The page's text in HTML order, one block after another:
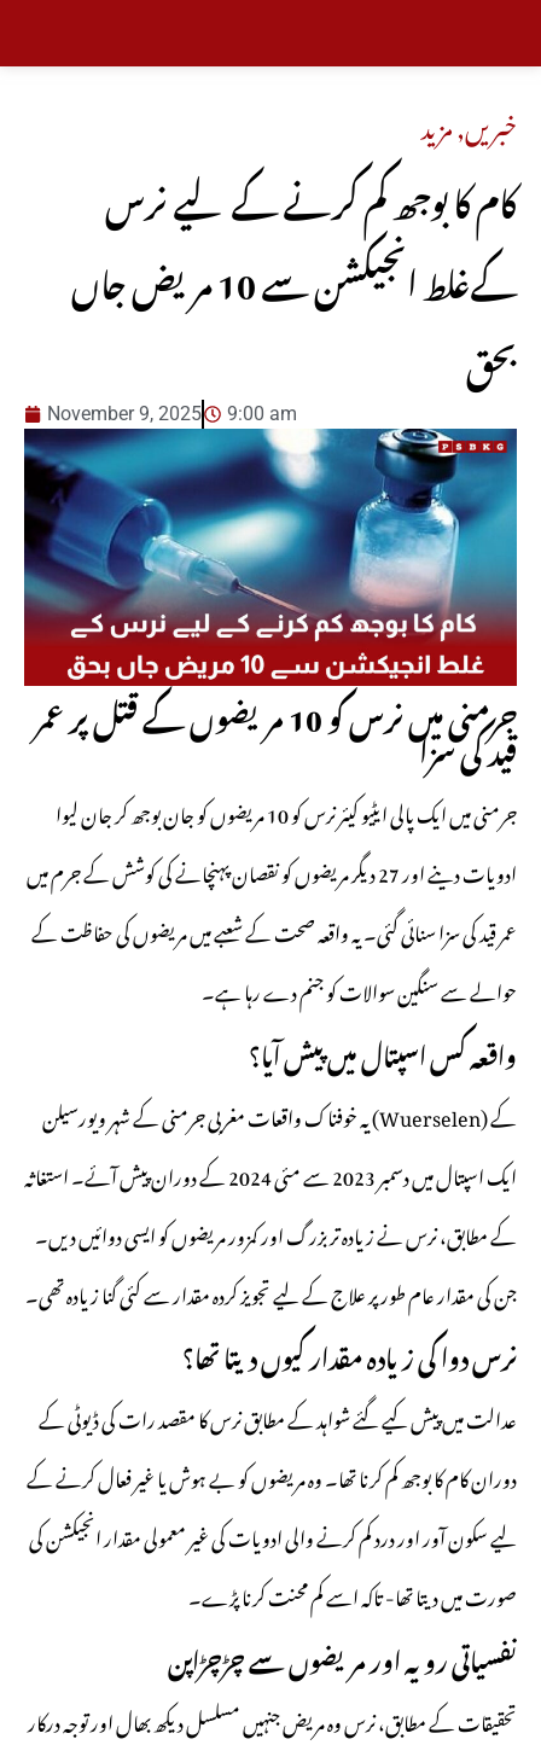
خبریں,مزید
کام کا بوجھ کم کرنے کے لیے نرس
کےغلط انجیکشن سے 10 مریض جاں
بحق
November 9, 2025 9:00 am
جرمنی میں نرس کو 10 مریضوں کے قتل پر عمر قید کی سزا
جرمنی میں ایک پالی ایٹیو کیئر نرس کو 10 مریضوں کو جان بوجھ کر جان لیوا
ادویات دینے اور 27 دیگر مریضوں کو نقصان پہنچانے کی کوشش کے جرم میں
عمر قید کی سزا سنائی گئی۔ یہ واقعہ صحت کے شعبے میں مریضوں کی حفاظت کے
حوالے سے سنگین سوالات کو جنم دے رہا ہے۔
واقعہ کس اسپتال میں پیش آیا؟
یہ خوفناک واقعات مغربی جرمنی کے شہر ویورسیلن (Wuerselen) کے
ایک اسپتال میں دسمبر 2023 سے مئی 2024 کے دوران پیش آئے۔ استغاثہ
کے مطابق، نرس نے زیادہ تر بزرگ اور کمزور مریضوں کو ایسی دوائیں دیں۔
جن کی مقدار عام طور پر علاج کے لیے تجویز کردہ مقدار سے کئی گنا زیادہ تھی۔
نرس دوا کی زیادہ مقدار کیوں دیتا تھا؟
عدالت میں پیش کیے گئے شواہد کے مطابق نرس کا مقصد رات کی ڈیوٹی کے
دوران کام کا بوجھ کم کرنا تھا۔ وہ مریضوں کو بے ہوش یا غیر فعال کرنے کے
لیے سکون آور اور درد کم کرنے والی ادویات کی غیر معمولی مقدار انجیکشن کی
صورت میں دیتا تھا- تاکہ اسے کم محنت کرنا پڑے۔
نفسیاتی رویہ اور مریضوں سے چڑچڑاپن
تحقیقات کے مطابق، نرس وہ مریض جنہیں مسلسل دیکھ بھال اور توجہ درکار